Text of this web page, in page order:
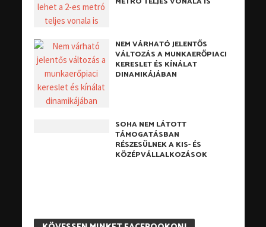
NEM VÁRHATÓ JELENTŐS
VÁLTOZÁS A MUNKAERŐPIACI
KERESLET ÉS KÍNÁLAT
DINAMIKÁJÁBAN
SOHA NEM LÁTOTT
TÁMOGATÁSBAN
RÉSZESÜLNEK A KIS- ÉS
KÖZÉPVÁLLALKOZÁSOK